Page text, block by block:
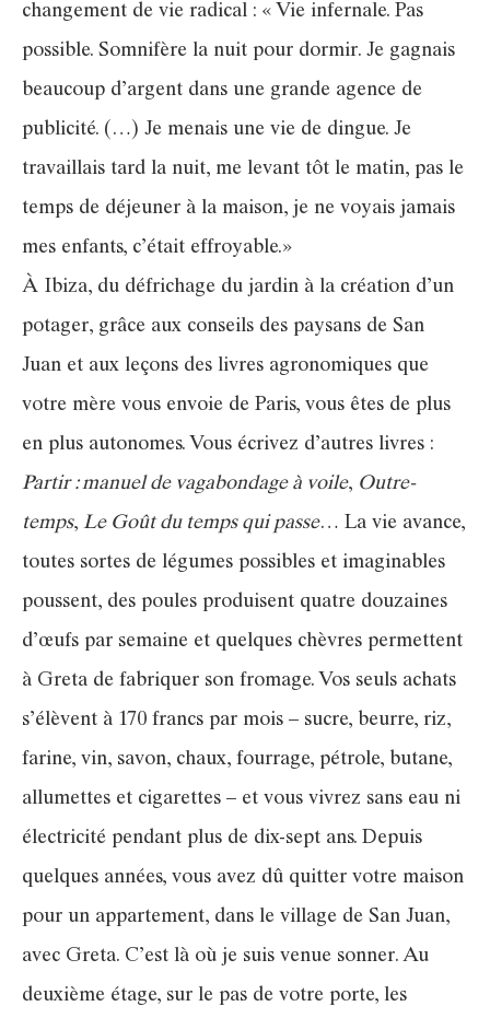
changement de vie radical : « Vie infernale. Pas
possible. Somnifère la nuit pour dormir. Je gagnais
beaucoup d’argent dans une grande agence de
publicité. (…) Je menais une vie de dingue. Je
travaillais tard la nuit, me levant tôt le matin, pas le
temps de déjeuner à la maison, je ne voyais jamais
mes enfants, c’était effroyable.»
À Ibiza, du défrichage du jardin à la création d’un
potager, grâce aux conseils des paysans de San
Juan et aux leçons des livres agronomiques que
votre mère vous envoie de Paris, vous êtes de plus
en plus autonomes. Vous écrivez d’autres livres :
Partir : manuel de vagabondage à voile, Outre-
temps, Le Goût du temps qui passe… La vie avance,
toutes sortes de légumes possibles et imaginables
poussent, des poules produisent quatre douzaines
d’œufs par semaine et quelques chèvres permettent
à Greta de fabriquer son fromage. Vos seuls achats
s’élèvent à 170 francs par mois – sucre, beurre, riz,
farine, vin, savon, chaux, fourrage, pétrole, butane,
allumettes et cigarettes – et vous vivrez sans eau ni
électricité pendant plus de dix-sept ans. Depuis
quelques années, vous avez dû quitter votre maison
pour un appartement, dans le village de San Juan,
avec Greta. C’est là où je suis venue sonner. Au
deuxième étage, sur le pas de votre porte, les